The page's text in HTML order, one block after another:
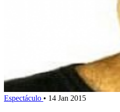
Espectáculo • 14 Jan 2015